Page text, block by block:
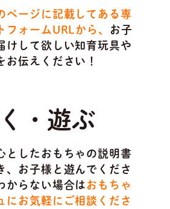
ページに記載してある専
フォームURLから、
お子
けして欲しい知育玩具や
お伝えください！
・遊ぶ
としたおもちゃの説明書
、お子様と遊んでくださ
からない場合は おもちゃ
にお気軽にご相談くださ